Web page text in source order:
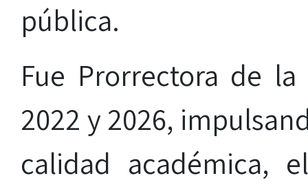
pública.
Fue Prorrectora de
2022 y 2026,
calidad académica,